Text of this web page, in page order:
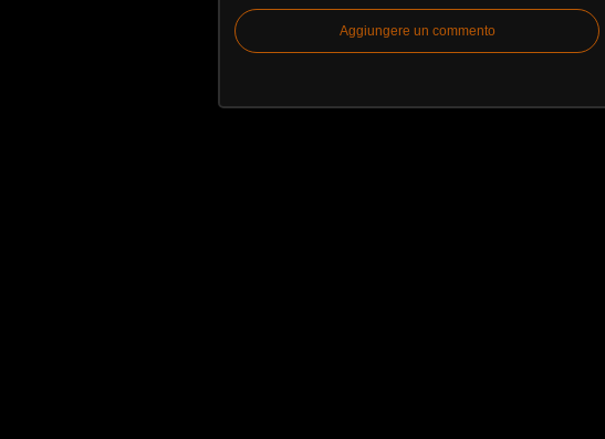
Aggiungere un commento